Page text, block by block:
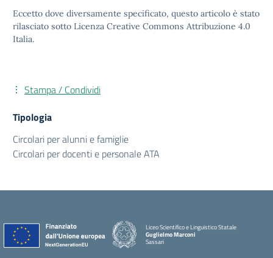
Eccetto dove diversamente specificato, questo articolo è stato
rilasciato sotto Licenza Creative Commons Attribuzione 4.0
Italia.
Stampa / Condividi
Tipologia
Circolari per alunni e famiglie
Circolari per docenti e personale ATA
Liceo Scientifico e Linguistico Statale
Guglielmo Marconi
Sassari